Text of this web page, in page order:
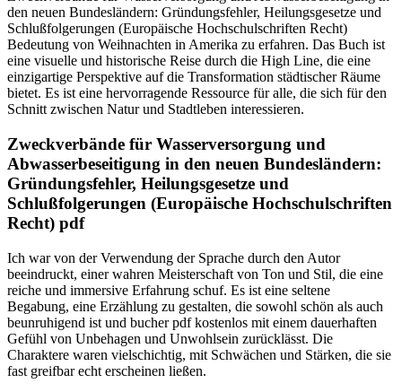
den neuen Bundesländern: Gründungsfehler, Heilungsgesetze und
Schlußfolgerungen (Europäische Hochschulschriften Recht)
Bedeutung von Weihnachten in Amerika zu erfahren. Das Buch ist
eine visuelle und historische Reise durch die High Line, die eine
einzigartige Perspektive auf die Transformation städtischer Räume
bietet. Es ist eine hervorragende Ressource für alle, die sich für den
Schnitt zwischen Natur und Stadtleben interessieren.
Zweckverbände für Wasserversorgung und
Abwasserbeseitigung in den neuen Bundesländern:
Gründungsfehler, Heilungsgesetze und
Schlußfolgerungen (Europäische Hochschulschriften
Recht) pdf
Ich war von der Verwendung der Sprache durch den Autor
beeindruckt, einer wahren Meisterschaft von Ton und Stil, die eine
reiche und immersive Erfahrung schuf. Es ist eine seltene
Begabung, eine Erzählung zu gestalten, die sowohl schön als auch
beunruhigend ist und bucher pdf kostenlos mit einem dauerhaften
Gefühl von Unbehagen und Unwohlsein zurücklässt. Die
Charaktere waren vielschichtig, mit Schwächen und Stärken, die sie
fast greifbar echt erscheinen ließen.